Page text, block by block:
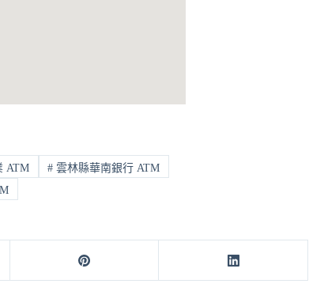
ATM # 雲林縣華南銀行 ATM